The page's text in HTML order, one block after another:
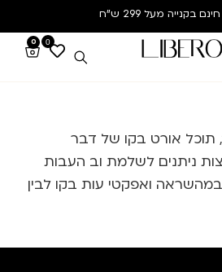
בקנייה מעל 299 ש”ח
0
0
תוכל אורט בקו של דבר
ניתנים לשלמת וב העבות
ואפקטי עות בקו לבין